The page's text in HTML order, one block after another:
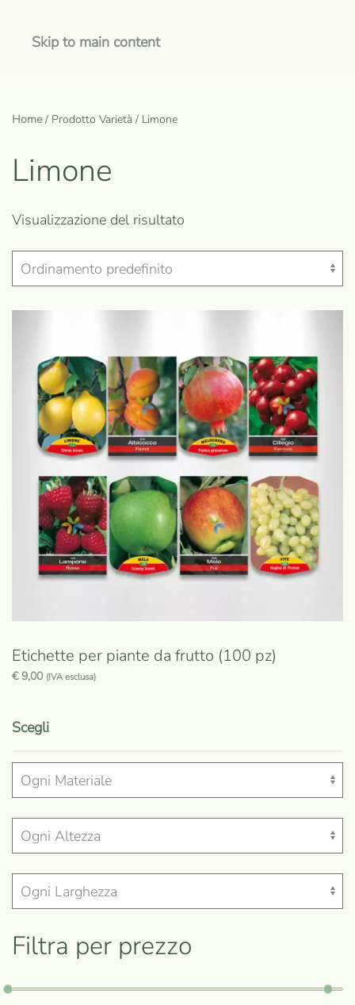
Skip to main content
Home/ Prodotto Varietà / Limone
Limone
Visualizzazione del risultato
Etichette per piante da frutto (100 pz)
€9,00 (IVA esclusa)
Scegliprodotto
più
varianti.
Le
opzioni
possono
essere
scelte
pagina
prodotto
Filtra per prezzo